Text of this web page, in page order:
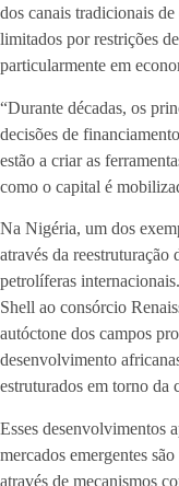
dos canais tradicionais
limitados por restrições
particularmente em
“Durante décadas, os
decisões de
estão a criar as
como o capital é
Na Nigéria, um dos
através da reestruturação
petrolíferas
Shell ao consórcio
autóctone dos campos
desenvolvimento
estruturados em torno
Esses desenvolvimentos
mercados emergentes
através de mecanismos